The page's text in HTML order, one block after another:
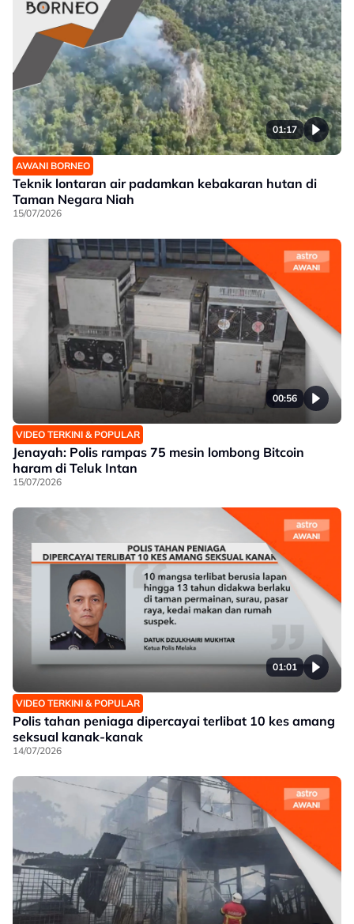
01:17
AWANI BORNEO
Teknik lontaran air padamkan kebakaran hutan di
Taman Negara Niah
15/07/2026
00:56
VIDEO TERKINI & POPULAR
Jenayah: Polis rampas 75 mesin lombong Bitcoin
haram di Teluk Intan
15/07/2026
01:01
VIDEO TERKINI & POPULAR
Polis tahan peniaga dipercayai terlibat 10 kes amang
seksual kanak-kanak
14/07/2026